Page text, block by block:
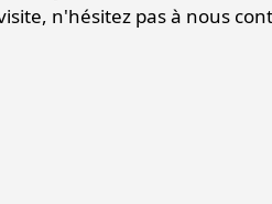
n'hésitez pas à nous